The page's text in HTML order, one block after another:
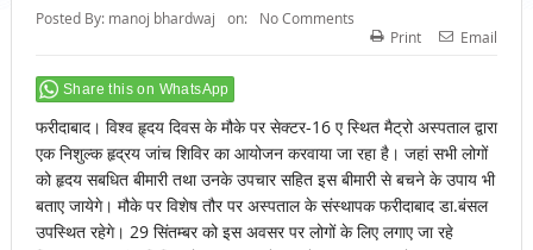
Posted By: manoj bhardwaj on:
No Comments
Print
Email
Share this on WhatsApp
फरीदाबाद। विश्व हृ्दय दिवस के मौके पर सेक्टर-16 ए स्थित मैट्रो अस्पताल द्वारा
एक निशुल्क हृद्रय जांच शिविर का आयोजन करवाया जा रहा है। जहां सभी लोगों
को हृदय सबधित बीमारी तथा उनके उपचार सहित इस बीमारी से बचने के उपाय भी
बताए जायेगे। मौके पर विशेष तौर पर अस्पताल के संस्थापक फरीदाबाद डा.बंसल
उपस्थित रहेगे। 29 सिंतम्बर को इस अवसर पर लोगों के लिए लगाए जा रहे